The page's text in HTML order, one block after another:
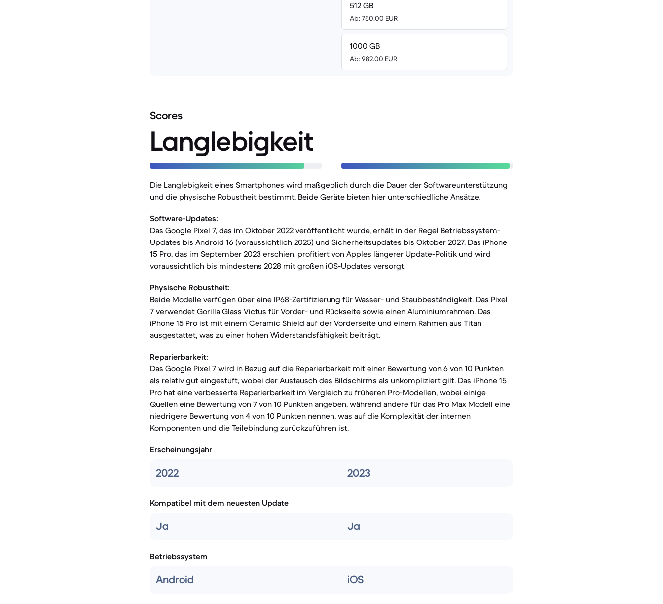
512 GB
Ab: 750.00 EUR
1000 GB
Ab: 982.00 EUR
Scores
Langlebigkeit
Die Langlebigkeit eines Smartphones wird maßgeblich durch die Dauer der Softwareunterstützung
und die physische Robustheit bestimmt. Beide Geräte bieten hier unterschiedliche Ansätze.
Software-Updates:
Das Google Pixel 7, das im Oktober 2022 veröffentlicht wurde, erhält in der Regel Betriebssystem-
Updates bis Android 16 (voraussichtlich 2025) und Sicherheitsupdates bis Oktober 2027. Das iPhone
15 Pro, das im September 2023 erschien, profitiert von Apples längerer Update-Politik und wird
voraussichtlich bis mindestens 2028 mit großen iOS-Updates versorgt.
Physische Robustheit:
Beide Modelle verfügen über eine IP68-Zertifizierung für Wasser- und Staubbeständigkeit. Das Pixel
7 verwendet Gorilla Glass Victus für Vorder- und Rückseite sowie einen Aluminiumrahmen. Das
iPhone 15 Pro ist mit einem Ceramic Shield auf der Vorderseite und einem Rahmen aus Titan
ausgestattet, was zu einer hohen Widerstandsfähigkeit beiträgt.
Reparierbarkeit:
Das Google Pixel 7 wird in Bezug auf die Reparierbarkeit mit einer Bewertung von 6 von 10 Punkten
als relativ gut eingestuft, wobei der Austausch des Bildschirms als unkompliziert gilt. Das iPhone 15
Pro hat eine verbesserte Reparierbarkeit im Vergleich zu früheren Pro-Modellen, wobei einige
Quellen eine Bewertung von 7 von 10 Punkten angeben, während andere für das Pro Max Modell eine
niedrigere Bewertung von 4 von 10 Punkten nennen, was auf die Komplexität der internen
Komponenten und die Teilebindung zurückzuführen ist.
Erscheinungsjahr
2022 2023
Kompatibel mit dem neuesten Update
Ja Ja
Betriebssystem
Android iOS